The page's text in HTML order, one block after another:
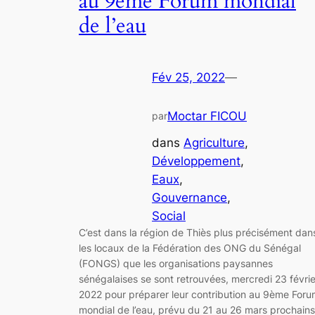
de l’eau
Fév 25, 2022—
parMoctar FICOU
dans Agriculture
Développement
Eaux
Gouvernance
Social
C’est dans la région de Thiès plus précisément
les locaux de la Fédération des ONG du Sénégal
(FONGS) que les organisations paysannes
sénégalaises se sont retrouvées, mercredi 23
2022 pour préparer leur contribution au 9ème
mondial de l’eau, prévu du 21 au 26 mars prochains